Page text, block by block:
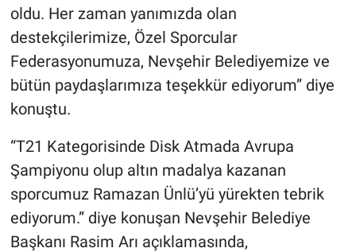
oldu. Her zaman yanımızda olan
destekçilerimize, Özel Sporcular
Federasyonumuza, Nevşehir Belediyemize ve
bütün paydaşlarımıza teşekkür ediyorum” diye
konuştu.
“T21 Kategorisinde Disk Atmada Avrupa
Şampiyonu olup altın madalya kazanan
sporcumuz Ramazan Ünlü’yü yürekten tebrik
ediyorum.” diye konuşan Nevşehir Belediye
Başkanı Rasim Arı açıklamasında,